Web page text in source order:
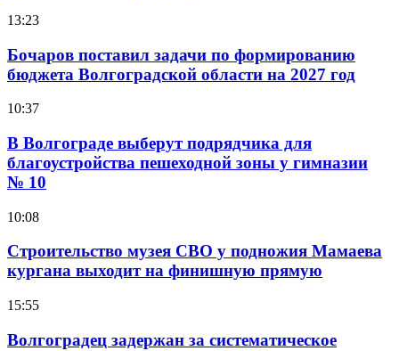
13:23
Бочаров поставил задачи по формированию
бюджета Волгоградской области на 2027 год
10:37
В Волгограде выберут подрядчика для
благоустройства пешеходной зоны у гимназии
№ 10
10:08
Строительство музея СВО у подножия Мамаева
кургана выходит на финишную прямую
15:55
Волгоградец задержан за систематическое